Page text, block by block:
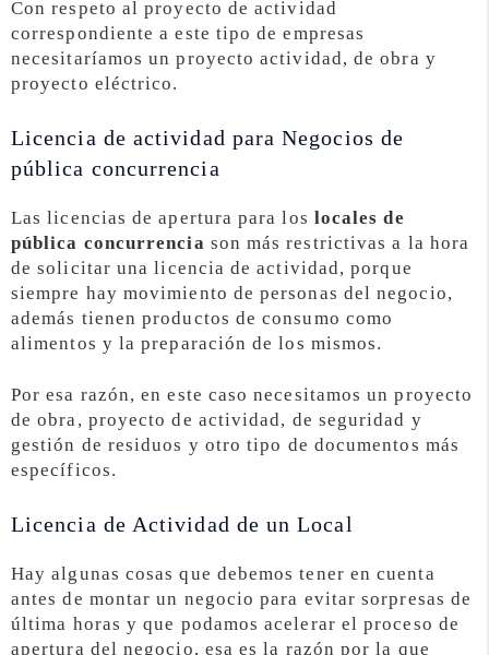
Con respeto al proyecto de actividad
correspondiente a este tipo de empresas
necesitaríamos un proyecto actividad, de obra y
proyecto eléctrico.
Licencia de actividad para Negocios de
pública concurrencia
Las licencias de apertura para los locales de
pública concurrencia son más restrictivas a la hora
de solicitar una licencia de actividad, porque
siempre hay movimiento de personas del negocio,
además tienen productos de consumo como
alimentos y la preparación de los mismos.
Por esa razón, en este caso necesitamos un proyecto
de obra, proyecto de actividad, de seguridad y
gestión de residuos y otro tipo de documentos más
específicos.
Licencia de Actividad de un Local
Hay algunas cosas que debemos tener en cuenta
antes de montar un negocio para evitar sorpresas de
última horas y que podamos acelerar el proceso de
apertura del negocio, esa es la razón por la que